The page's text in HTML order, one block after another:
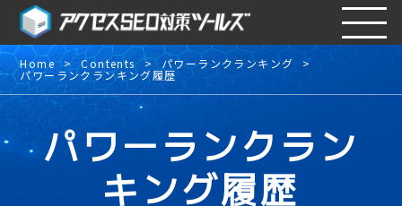
Home Contents パワーランクランキング
パワーランクランキング履歴
パワーランクラン
キング履歴